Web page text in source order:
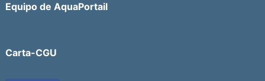
Equipo de AquaPortail
Carta-CGU